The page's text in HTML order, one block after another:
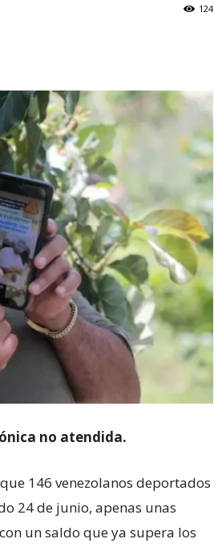
124
no atendida.
146 venezolanos deportados
24 de junio, apenas unas
un saldo que ya supera los